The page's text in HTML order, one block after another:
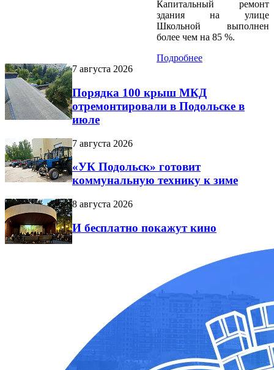
Капитальный ремонт
здания на улице
Школьной выполнен
более чем на 85 %.
Подробнее
7 августа 2026
Порядка 100 крыш МКД
отремонтировали в Подольске в
июле
7 августа 2026
«УК Подольск» готовит
коммунальную технику к зиме
8 августа 2026
И бесплатно покажут кино